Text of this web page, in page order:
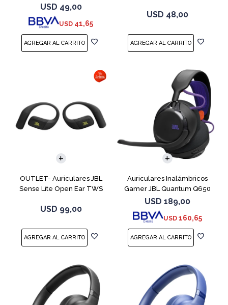
Micrófono
USD 49,00
USD 41,65
USD 48,00
OUTLET- Auriculares JBL
Sense Lite Open Ear TWS
USD 99,00
Auriculares Inalámbricos
Gamer JBL Quantum Q650
Negro
USD 189,00
USD 160,65